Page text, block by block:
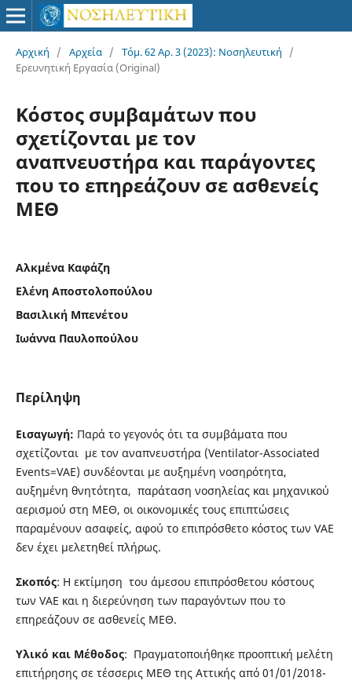
Αρχική / Αρχεία / Τόμ. 62 Αρ. 3 (2023): Νοσηλευτική
/
Ερευνητική Εργασία (Original)
Κόστος συμβαμάτων που
σχετίζονται με τον
αναπνευστήρα και παράγοντες
που το επηρεάζουν σε ασθενείς
ΜΕΘ
Αλκμένα Καφάζη
Ελένη Αποστολοπούλου
Βασιλική Μπενέτου
Ιωάννα Παυλοπούλου
Περίληψη
Εισαγωγή: Παρά το γεγονός ότι τα συμβάματα που
σχετίζονται με τον αναπνευστήρα (Ventilator-Associated
Events=VAE) συνδέονται με αυξημένη νοσηρότητα,
αυξημένη θνητότητα, παράταση νοσηλείας και μηχανικού
αερισμού στη ΜΕΘ, οι οικονομικές τους επιπτώσεις
παραμένουν ασαφείς, αφού το επιπρόσθετο κόστος των VAE
δεν έχει μελετηθεί πλήρως.
Σκοπός: Η εκτίμηση του άμεσου επιπρόσθετου κόστους
των VAE και η διερεύνηση των παραγόντων που το
επηρεάζουν σε ασθενείς ΜΕΘ.
Υλικό και Μέθοδος: Πραγματοποιήθηκε προοπτική μελέτη
επιτήρησης σε τέσσερις ΜΕΘ της Αττικής από 01/01/2018-